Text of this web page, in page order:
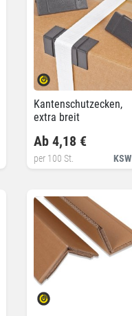
Kantenschutzecken,
extra breit
Ab 4,18 €
per 100 St.